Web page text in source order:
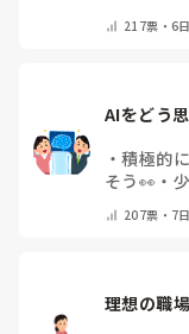
🌿
その
217票・ 6
AIをどう
・積極的
そう👀 ・
メントで
207票・ 7
理想の職